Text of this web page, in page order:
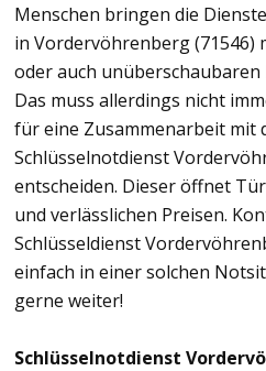
Menschen bringen die
in Vordervöhrenberg (71546)
oder auch
Das muss allerdings nicht
für eine Zusammenarbeit mit
Schlüsselnotdienst
entscheiden. Dieser öffnet
und verlässlichen Preisen.
Schlüsseldienst
einfach in einer solchen
gerne weiter!
Schlüsselnotdienst